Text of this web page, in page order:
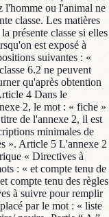
l'homme ou l'animal ne
classe. Les matières
présente classe si elles
est exposé à
suivantes : «
6.2 ne peuvent
qu'après obtention
4 Dans le
2, le mot : « fiche »
de l'annexe 2, il est
minimales de
». Article 5 L'annexe 2
« Directives à
: « et compte tenu de
compte tenu des règles
à suivre pour remplir
par le mot : « liste